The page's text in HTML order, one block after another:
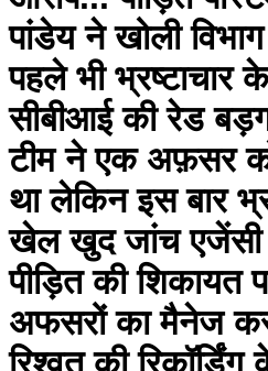
पांडेय ने खोली
पहले भी भ्रष्टाचार
सीबीआई की रेड
टीम ने एक अफ़सर
था लेकिन इस बार
खेल खुद जांच
पीड़ित की शिकायत
अफसरों का मैनेज